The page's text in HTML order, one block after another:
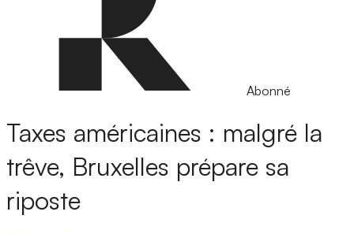
Abonné
Taxes américaines : malgré la
trêve, Bruxelles prépare sa
riposte